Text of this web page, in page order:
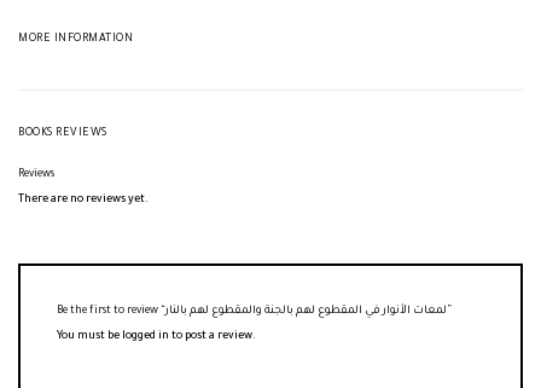
MORE INFORMATION
BOOKS REVIEWS
Reviews
There are no reviews yet.
You must be logged in to post a review.